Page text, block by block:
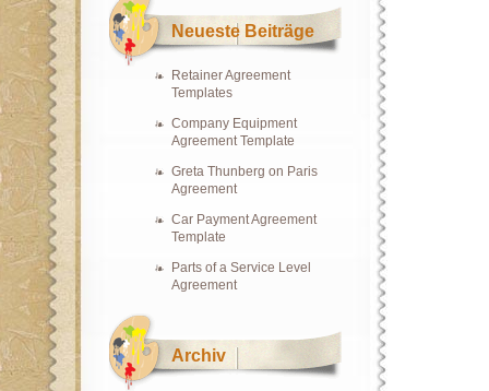
Neueste Beiträge
Retainer Agreement
Templates
Company Equipment
Agreement Template
Greta Thunberg on Paris
Agreement
Car Payment Agreement
Template
Parts of a Service Level
Agreement
Archiv